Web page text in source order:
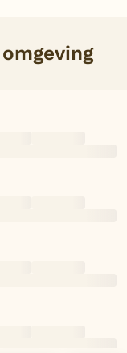
Overdekt zwembad